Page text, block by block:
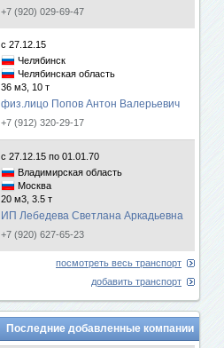
+7 (920) 029-69-47
с 27.12.15
Челябинск
Челябинская область
36 м3, 10 т
физ.лицо Попов Антон Валерьевич
+7 (912) 320-29-17
с 27.12.15 по 01.01.70
Владимирская область
Москва
20 м3, 3.5 т
ИП Лебедева Светлана Аркадьевна
+7 (920) 627-65-23
посмотреть весь транспорт
добавить транспорт
Последние добавленные компании